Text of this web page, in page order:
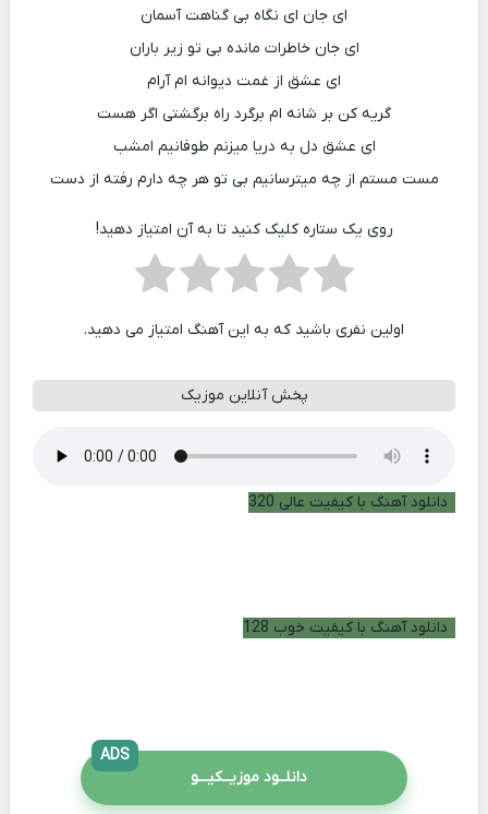
ای جان ای نگاه بی گناهت آسمان
ای جان خاطرات مانده بی تو زیر باران
ای عشق از غمت دیوانه ام آرام
گریه کن بر شانه ام برگرد راه برگشتی اگر هست
ای عشق دل به دریا میزنم طوفانیم امشب
مست مستم از چه میترسانیم بی تو هر چه دارم رفته از دست
روی یک ستاره کلیک کنید تا به آن امتیاز دهید!
اولین نفری باشید که به این آهنگ امتیاز می دهید.
پخش آنلاین موزیک
دانلود آهنگ با کیفیت عالی 320
دانلود آهنگ با کیفیت خوب 128
دانلــود موزیــکیـــو
ADS